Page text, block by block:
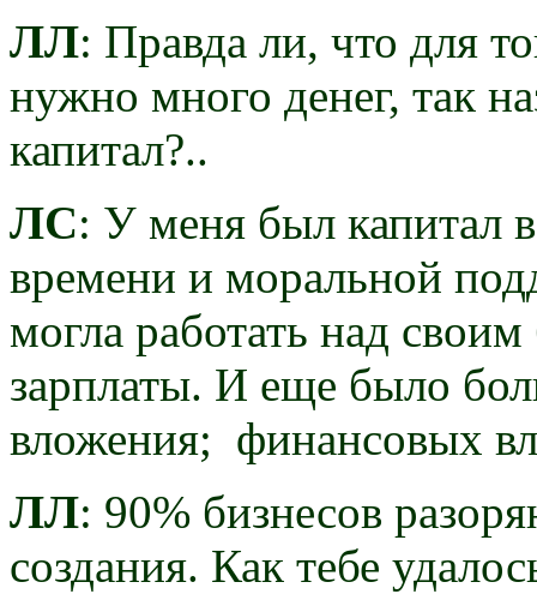
ЛЛ: Правда ли, что для
нужно много денег, так
капитал?..
ЛС: У меня был капитал
времени и моральной
могла работать над
зарплаты. И еще было
вложения; финансовых
ЛЛ: 90% бизнесов
создания. Как тебе